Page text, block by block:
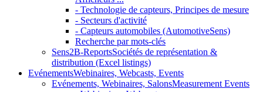
- Technologie de capteurs, Principes de mesure
- Secteurs d'activité
- Capteurs automobiles (AutomotiveSens)
Recherche par mots-clés
Sens2B-ReportsSociétés de représentation &
distribution (Excel listings)
EvénementsWebinaires, Webcasts, Events
Evénements, Webinaires, SalonsMeasurement Events